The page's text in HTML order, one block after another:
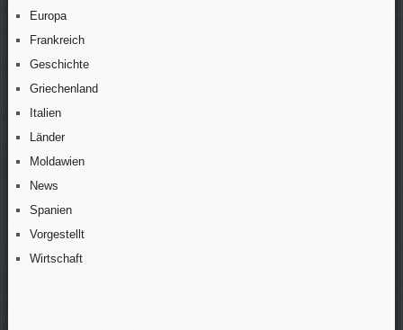
Europa
Frankreich
Geschichte
Griechenland
Italien
Länder
Moldawien
News
Spanien
Vorgestellt
Wirtschaft